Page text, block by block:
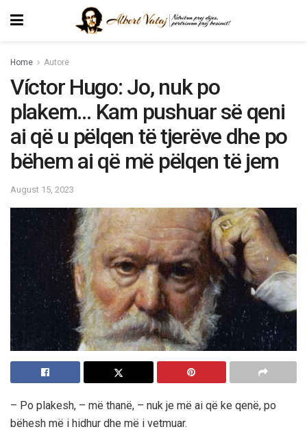
Home Autorë
Víctor Hugo: Jo, nuk po
plakem… Kam pushuar së qeni
ai që u pëlqen të tjerëve dhe po
bëhem ai që më pëlqen të jem
August 15, 2023
– Po plakesh, – më thanë, – nuk je më ai që ke qenë, po
bëhesh më i hidhur dhe më i vetmuar.